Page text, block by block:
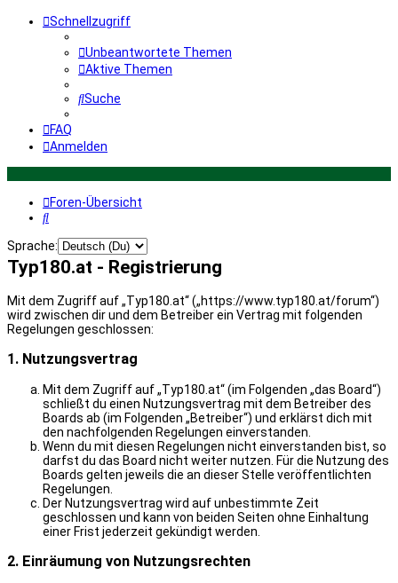
Schnellzugriff
Unbeantwortete Themen
Aktive Themen
Suche
FAQ
Anmelden
Foren-Übersicht
Suche
Sprache:
Typ180.at - Registrierung
Mit dem Zugriff auf „Typ180.at“ („https://www.typ180.at/forum“)
wird zwischen dir und dem Betreiber ein Vertrag mit folgenden
Regelungen geschlossen:
1. Nutzungsvertrag
Mit dem Zugriff auf „Typ180.at“ (im Folgenden „das Board“)
schließt du einen Nutzungsvertrag mit dem Betreiber des
Boards ab (im Folgenden „Betreiber“) und erklärst dich mit
den nachfolgenden Regelungen einverstanden.
Wenn du mit diesen Regelungen nicht einverstanden bist, so
darfst du das Board nicht weiter nutzen. Für die Nutzung des
Boards gelten jeweils die an dieser Stelle veröffentlichten
Regelungen.
Der Nutzungsvertrag wird auf unbestimmte Zeit
geschlossen und kann von beiden Seiten ohne Einhaltung
einer Frist jederzeit gekündigt werden.
2. Einräumung von Nutzungsrechten